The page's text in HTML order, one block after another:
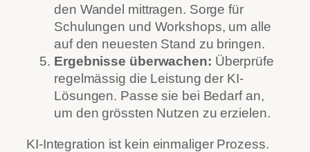
den Wandel mittragen. Sorge für
Schulungen und Workshops, um alle
auf den neuesten Stand zu bringen.
Ergebnisse überwachen: Überprüfe
regelmässig die Leistung der KI-
Lösungen. Passe sie bei Bedarf an,
um den grössten Nutzen zu erzielen.
KI-Integration ist kein einmaliger Prozess.